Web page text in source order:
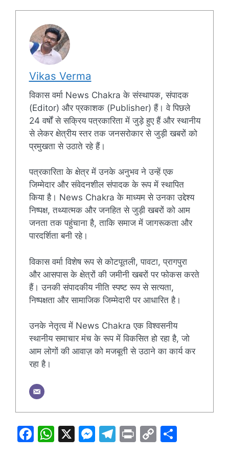
Vikas Verma
विकास वर्मा News Chakra के संस्थापक, संपादक
(Editor) और प्रकाशक (Publisher) हैं। वे पिछले
24 वर्षों से सक्रिय पत्रकारिता में जुड़े हुए हैं और स्थानीय
से लेकर क्षेत्रीय स्तर तक जनसरोकार से जुड़ी खबरों को
प्रमुखता से उठाते रहे हैं।
पत्रकारिता के क्षेत्र में उनके अनुभव ने उन्हें एक
जिम्मेदार और संवेदनशील संपादक के रूप में स्थापित
किया है। News Chakra के माध्यम से उनका उद्देश्य
निष्पक्ष, तथ्यात्मक और जनहित से जुड़ी खबरों को आम
जनता तक पहुंचाना है, ताकि समाज में जागरूकता और
पारदर्शिता बनी रहे।
विकास वर्मा विशेष रूप से कोटपूतली, पावटा, प्रागपुरा
और आसपास के क्षेत्रों की जमीनी खबरों पर फोकस करते
हैं। उनकी संपादकीय नीति स्पष्ट रूप से सत्यता,
निष्पक्षता और सामाजिक जिम्मेदारी पर आधारित है।
उनके नेतृत्व में News Chakra एक विश्वसनीय
स्थानीय समाचार मंच के रूप में विकसित हो रहा है, जो
आम लोगों की आवाज़ को मजबूती से उठाने का कार्य कर
रहा है।
F
W X
M T
Pr C